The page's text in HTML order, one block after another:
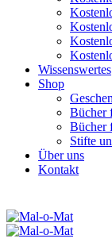
Wissenswertes
Shop
Bücher
Bücher
Stifte
Über uns
Kontakt